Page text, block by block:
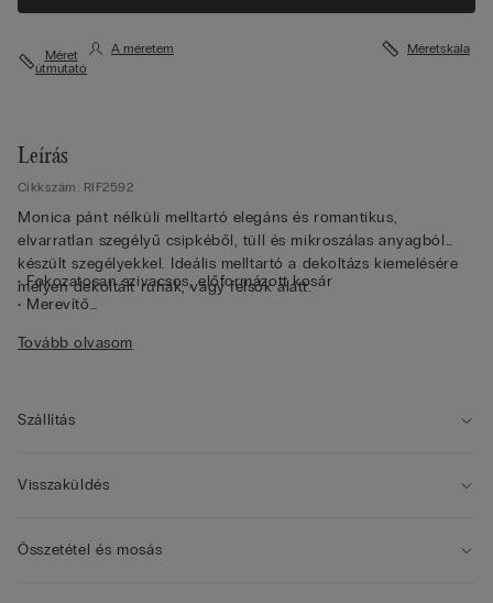
Méret
útmutató
A méretem Méretskála
Leírás
Cikkszám: RIF2592
Monica pánt nélküli melltartó elegáns és romantikus,
elvarratlan szegélyű csipkéből, tüll és mikroszálas anyagból
készült szegélyekkel. Ideális melltartó a dekoltázs kiemelésére
mélyen dekoltált ruhák, vagy felsők alatt.
• Fokozatosan szivacsos, előformázott kosár
• Merevítő
• Teljes hosszában állítható, levehető és rugalmas vállpántokkal
méretet visel
Tovább olvasom
Szállítás
Visszaküldés
Összetétel és mosás